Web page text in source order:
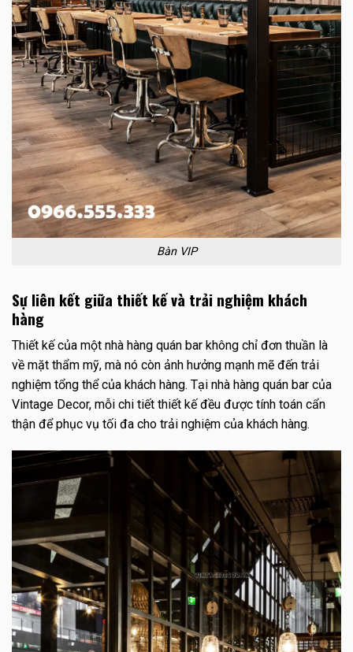
Bàn VIP
Sự liên kết giữa thiết kế và trải nghiệm khách
hàng
Thiết kế của một nhà hàng quán bar không chỉ đơn thuần là
về mặt thẩm mỹ, mà nó còn ảnh hưởng mạnh mẽ đến trải
nghiệm tổng thể của khách hàng. Tại nhà hàng quán bar của
Vintage Decor, mỗi chi tiết thiết kế đều được tính toán cẩn
thận để phục vụ tối đa cho trải nghiệm của khách hàng.